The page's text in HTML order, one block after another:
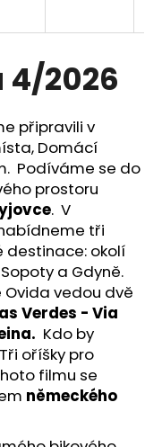
2026
připravili v
Domácí
Podíváme se do
prostoru
. V
tři
destinace: okolí
a Gdyně.
Ovida vedou dvě
Verdes - Via
Kdo by
oříšky pro
filmu se
německého